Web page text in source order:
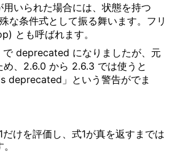
いられた場合には、状態を持つ
な条件式として振る舞います。フリ
とも呼ばれます。
で deprecated になりましたが、元
め、2.6.0 から 2.6.3 では使うと
deprecated」という警告がでま
けを評価し、式1が真を返すまでは